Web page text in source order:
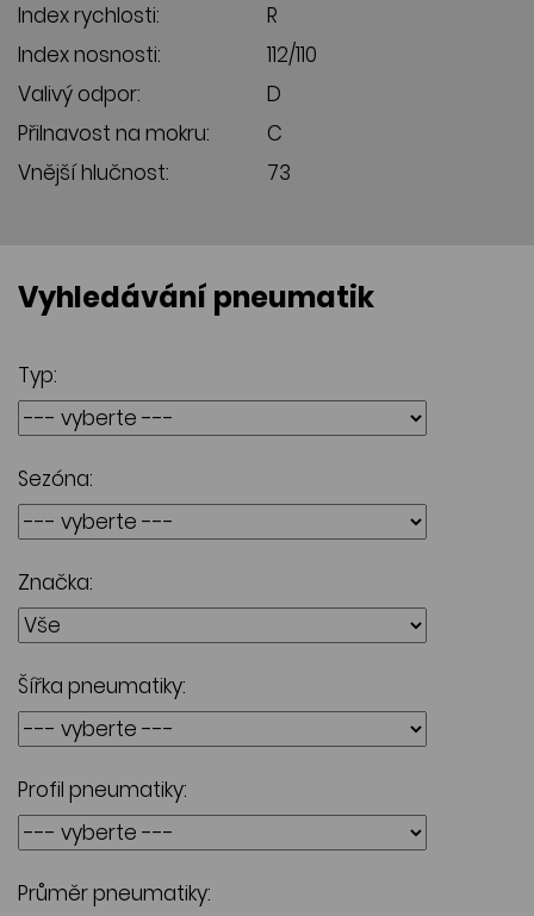
Index rychlosti:
R
Index nosnosti:
112/110
Valivý odpor:
D
Přilnavost na mokru:
C
Vnější hlučnost:
73
Vyhledávání pneumatik
Typ:
Sezóna:
Značka:
Šířka pneumatiky:
Profil pneumatiky:
Průměr pneumatiky: